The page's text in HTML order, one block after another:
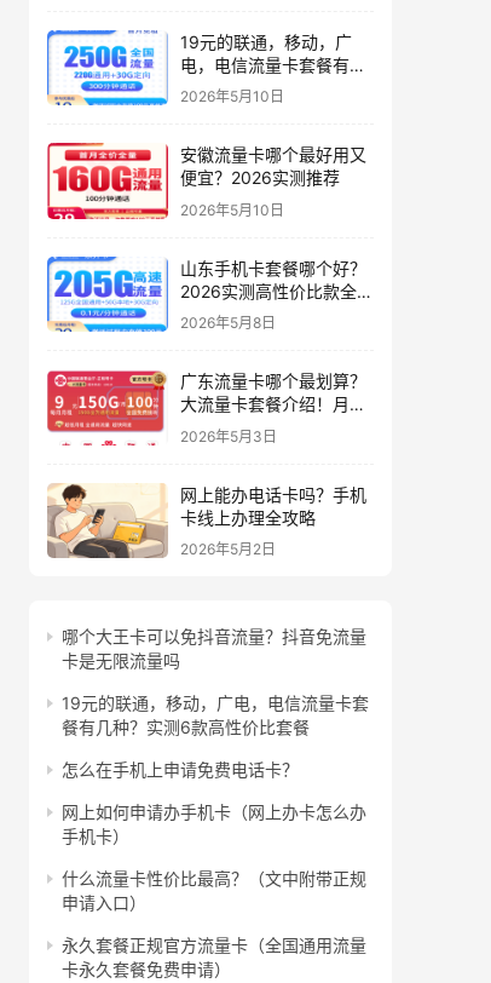
19元的联通，移动，广
电，电信流量卡套餐有几
种？实测6款高性价比套
2026年5月10日
安徽流量卡哪个最好用又
便宜？2026实测推荐
2026年5月10日
山东手机卡套餐哪个好？
2026实测高性价比款全解
析（只发山东）
2026年5月8日
广东流量卡哪个最划算？
大流量卡套餐介绍！月租
9元起，150G起全国通用
2026年5月3日
网上能办电话卡吗？手机
卡线上办理全攻略
2026年5月2日
哪个大王卡可以免抖音流量？抖音免流量
卡是无限流量吗
19元的联通，移动，广电，电信流量卡套
餐有几种？实测6款高性价比套餐
怎么在手机上申请免费电话卡？
网上如何申请办手机卡（网上办卡怎么办
手机卡）
什么流量卡性价比最高？（文中附带正规
申请入口）
永久套餐正规官方流量卡（全国通用流量
卡永久套餐免费申请）